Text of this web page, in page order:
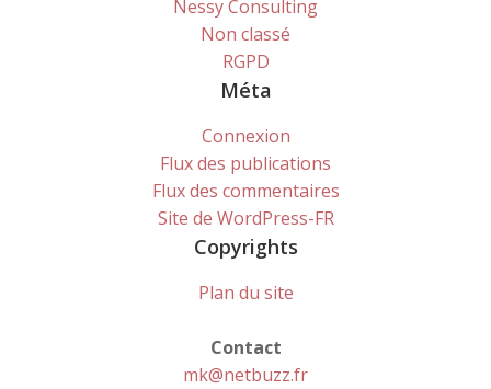
Nessy Consulting
Non classé
RGPD
Méta
Connexion
Flux des publications
Flux des commentaires
Site de WordPress-FR
Copyrights
Plan du site
Contact
mk@netbuzz.fr